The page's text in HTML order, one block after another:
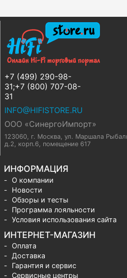
+7 (499) 290-98-
31;+7 (800) 707-08-
31
INFO@HIFISTORE.RU
ООО «СинергоИмпорт»
123060, г. Москва, ул. Маршала
д.2, корп.6, помещение 617
ИНФОРМАЦИЯ
О компании
Новости
Обзоры и тесты
Программа лояльности
Условия использования сайта
ИНТЕРНЕТ-МАГАЗИН
Оплата
Доставка
Гарантия и сервис
Сервисные центры